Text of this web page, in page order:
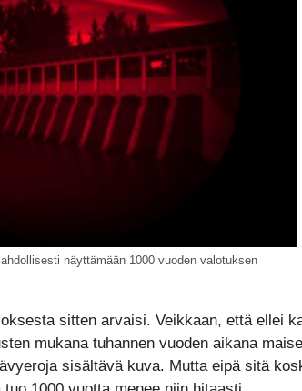
näyttämään 1000 vuoden valotuksen
sitten arvaisi. Veikkaan, että ellei
mukana tuhannen vuoden aikana
sisältävä kuva. Mutta eipä sitä